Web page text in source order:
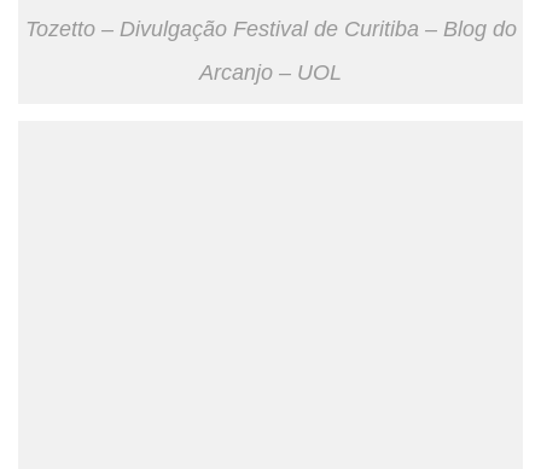
Tozetto – Divulgação Festival de Curitiba – Blog do
Arcanjo – UOL